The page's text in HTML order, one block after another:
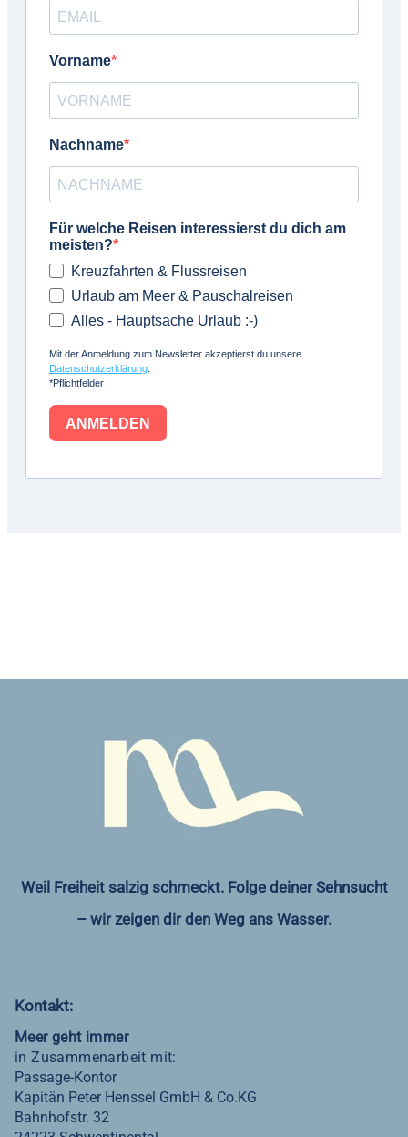
Weil Freiheit salzig schmeckt. Folge deiner Sehnsucht
– wir zeigen dir den Weg ans Wasser.
Kontakt:
Meer geht immer
in Zusammenarbeit mit:
Passage-Kontor
Kapitän Peter Henssel GmbH & Co.KG
Bahnhofstr. 32